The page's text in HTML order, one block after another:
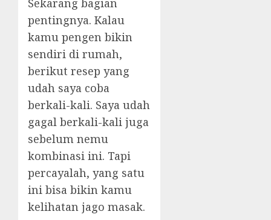
pentingnya. Kalau
kamu pengen bikin
sendiri di rumah,
berikut resep yang
udah saya coba
berkali-kali. Saya udah
gagal berkali-kali juga
sebelum nemu
kombinasi ini. Tapi
percayalah, yang satu
ini bisa bikin kamu
kelihatan jago masak.